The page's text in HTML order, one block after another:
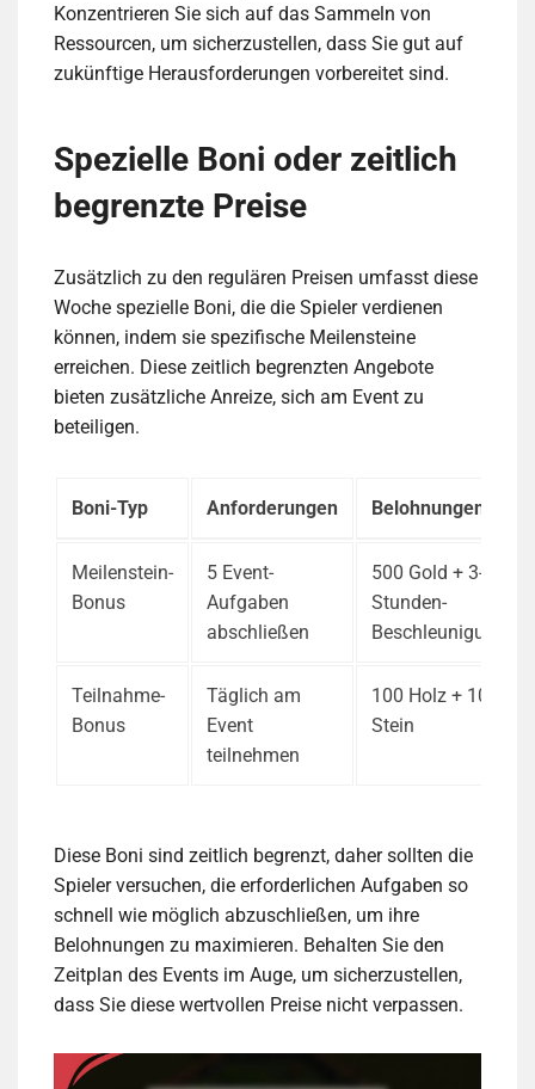
Konzentrieren Sie sich auf das Sammeln von
Ressourcen, um sicherzustellen, dass Sie gut auf
zukünftige Herausforderungen vorbereitet sind.
Spezielle Boni oder zeitlich
begrenzte Preise
Zusätzlich zu den regulären Preisen umfasst diese
Woche spezielle Boni, die die Spieler verdienen
können, indem sie spezifische Meilensteine
erreichen. Diese zeitlich begrenzten Angebote
bieten zusätzliche Anreize, sich am Event zu
beteiligen.
Boni-Typ Anforderungen Belohnungen
Meilenstein-
Bonus
5 Event-
Aufgaben
abschließen
500 Gold + 3-
Stunden-
Beschleunigung
Teilnahme-
Bonus
Täglich am
Event
teilnehmen
100 Holz + 100
Stein
Diese Boni sind zeitlich begrenzt, daher sollten die
Spieler versuchen, die erforderlichen Aufgaben so
schnell wie möglich abzuschließen, um ihre
Belohnungen zu maximieren. Behalten Sie den
Zeitplan des Events im Auge, um sicherzustellen,
dass Sie diese wertvollen Preise nicht verpassen.